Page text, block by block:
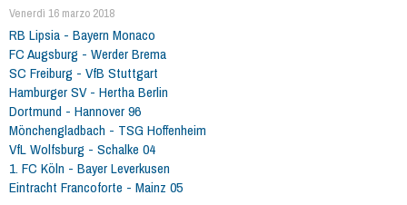
Venerdì 16 marzo 2018
RB Lipsia - Bayern Monaco
FC Augsburg - Werder Brema
SC Freiburg - VfB Stuttgart
Hamburger SV - Hertha Berlin
Dortmund - Hannover 96
Mönchengladbach - TSG Hoffenheim
VfL Wolfsburg - Schalke 04
1. FC Köln - Bayer Leverkusen
Eintracht Francoforte - Mainz 05